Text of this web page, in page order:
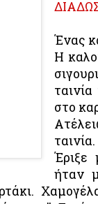
Ένας
Η
στο
Έριξε
ήταν